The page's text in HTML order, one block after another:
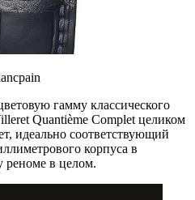
гамму классического
Quantième Complet целиком
идеально соответствующий
корпуса в
реноме в целом.